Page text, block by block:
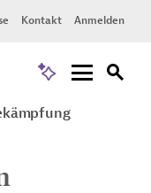
Kontakt Anmelden